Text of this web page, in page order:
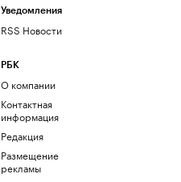
Уведомления
RSS Новости
РБК
О компании
Контактная
информация
Редакция
Размещение
рекламы